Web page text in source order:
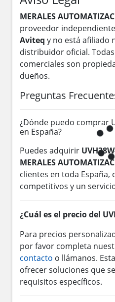
MERALES
proveedor
Aviteq y no está afiliado
distribuidor oficial.
comerciales son
dueños.
Preguntas
¿Dónde puedo comprar
en España?
Puedes adquirir
MERALES
clientes en toda España,
competitivos y un
¿Cuál es el precio del
Para precios
por favor completa
contacto o llámanos.
ofrecer soluciones que
requisitos específicos.